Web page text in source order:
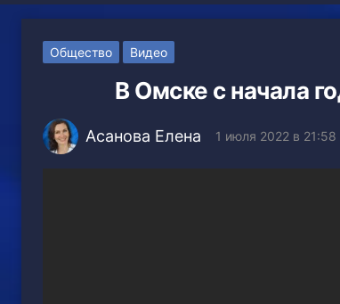
Общество Видео
В Омске с начала
Асанова Елена 1 июля 2022 в 21:58